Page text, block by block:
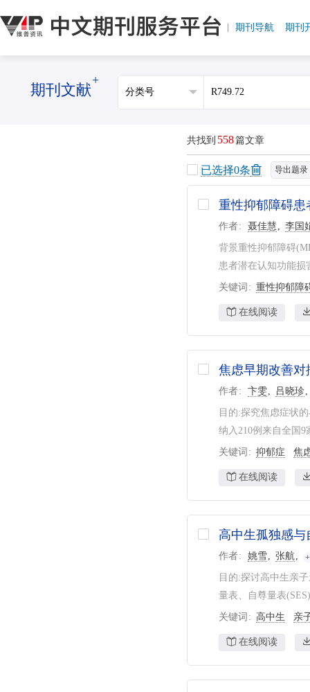
期刊导航 期刊
期刊文献
+
共找到 558篇文章
已选择0条 导出题录
重性抑郁障碍
作者 聂佳慧 李国
背景重性抑郁障碍
患者潜在认知功能损
关键词 重性抑郁障
在线阅读
焦虑早期改善
作者 卞雯 吕晓珍
目的:探究焦虑症状
纳入210例来自全国
关键词 抑郁症 焦
在线阅读
高中生孤独感
作者 姚雪 张航
目的:探讨高中生亲
量表、自尊量表
关键词 高中生 亲
在线阅读